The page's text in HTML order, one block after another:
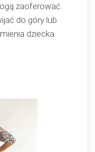
zaoferować.
do góry lub
dziecka.